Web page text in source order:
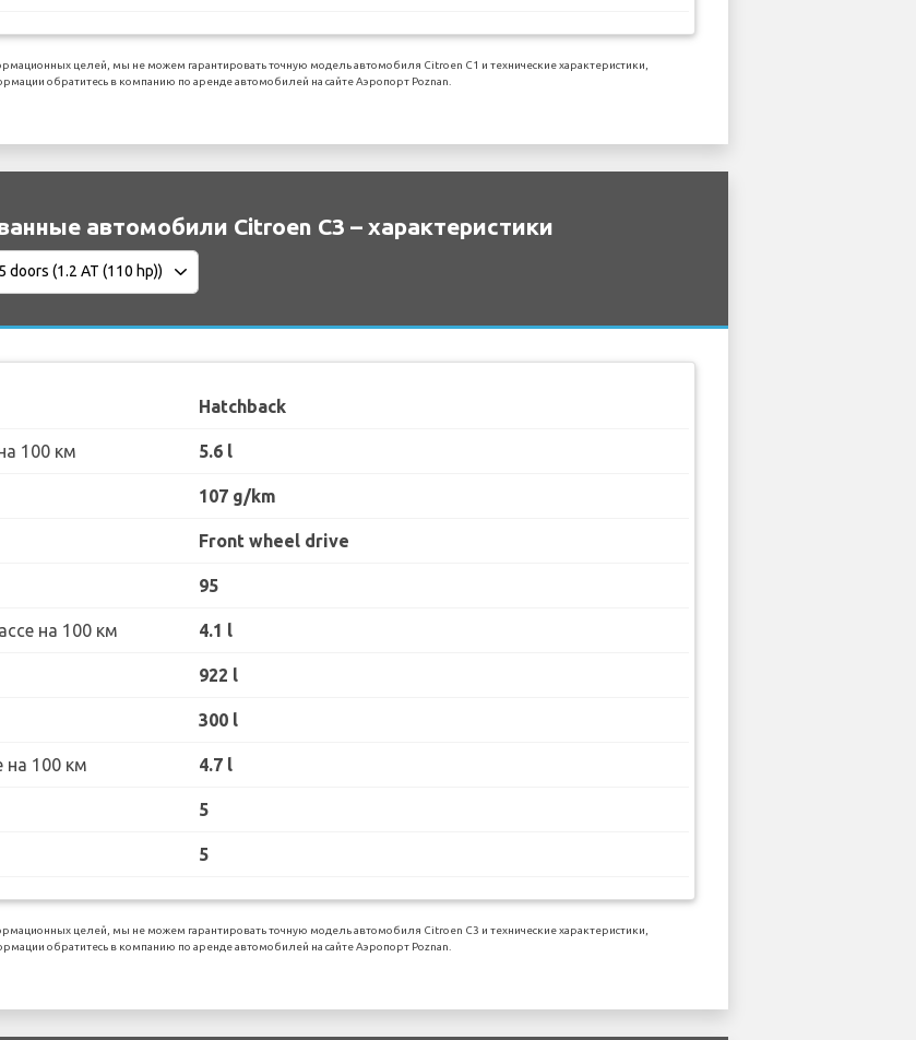
целей, мы не можем гарантировать точную модель автомобиля Citroen C1 и технические характеристики,
обратитесь в компанию по аренде автомобилей на сайте Аэропорт Poznan.
автомобили Citroen C3 – характеристики
Hatchback
100 км 5.6 l
107 g/km
Front wheel drive
95
на 100 км 4.1 l
922 l
300 l
на 100 км 4.7 l
5
5
целей, мы не можем гарантировать точную модель автомобиля Citroen C3 и технические характеристики,
обратитесь в компанию по аренде автомобилей на сайте Аэропорт Poznan.